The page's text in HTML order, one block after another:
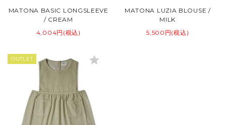
MATONA BASIC LONGSLEEVE
/ CREAM
4,004円(税込)
MATONA LUZIA BLOUSE /
MILK
5,500円(税込)
OUTLET star